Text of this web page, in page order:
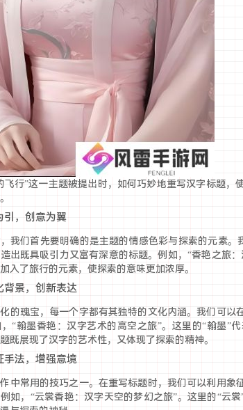
飞行”这一主题被提出时，如何巧妙地重写汉字标题
引，创意为翼
我们首先要明确的是主题的情感色彩与探索的元素。
出既具吸引力又富有深意的标题。例如，“香艳之旅
入了旅行的元素，使探索的意味更加浓厚。
背景，创新表达
的瑰宝，每一个字都有其独特的文化内涵。我们可
“翰墨香艳：汉字艺术的高空之旅”。这里的“翰墨”
既展现了汉字的艺术性，又体现了探索的精神。
手法，增强意境
中常用的技巧之一。在重写标题时，我们可以利用
如，“云裳香艳：汉字天空的梦幻之旅”。这里的“云